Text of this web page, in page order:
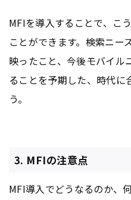
MFIを導入することで、こ
ことができます。検索ニー
映ったこと、今後モバイル
ることを予期した、時代に
う。
3. MFIの注意点
MFI導入でどうなるのか、